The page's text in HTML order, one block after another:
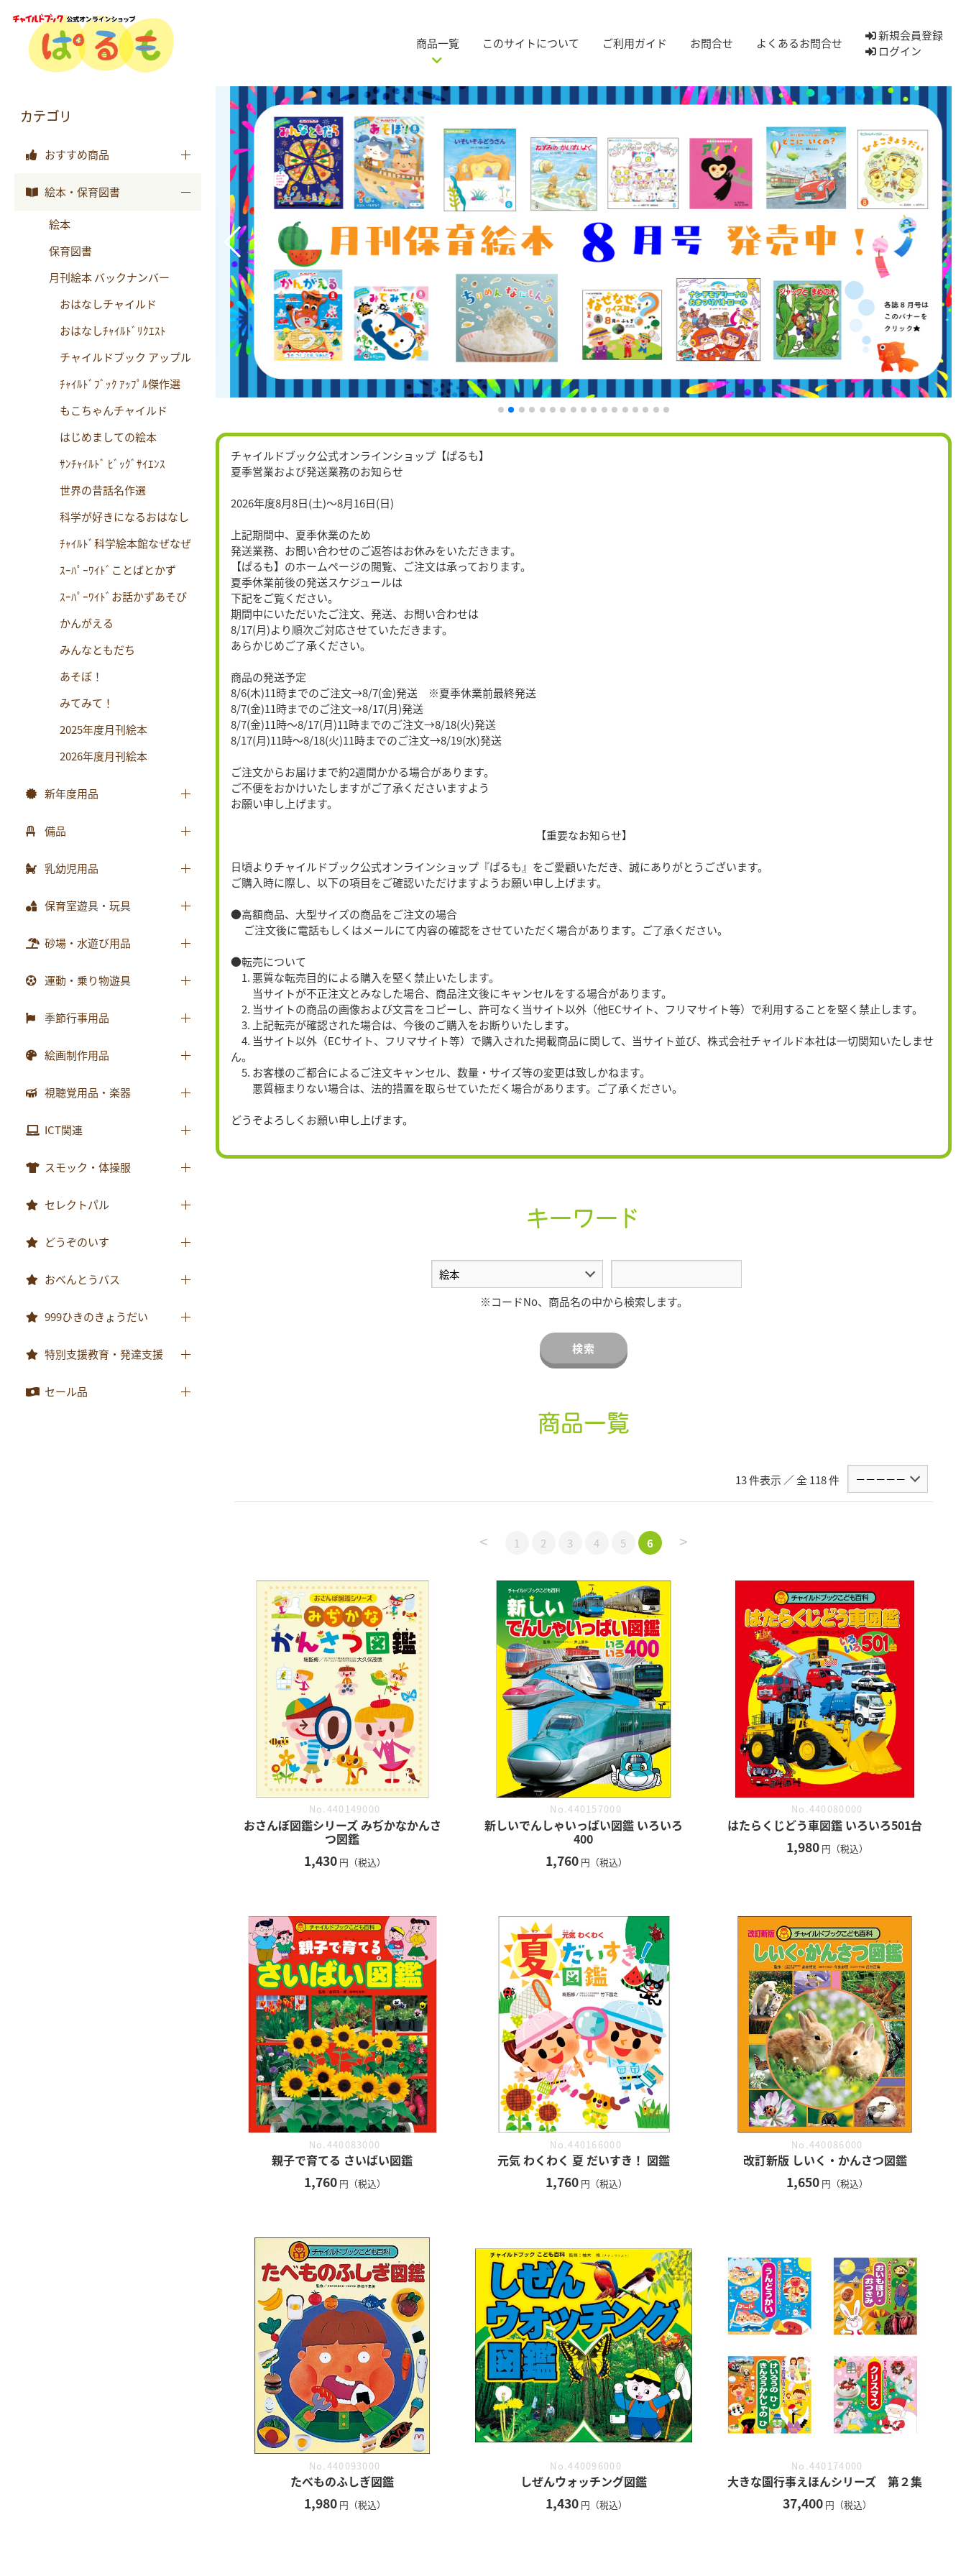
商品一覧 このサイトについて ご利用ガイド お問合せ よくあるお問合せ
新規会員登録
ログイン
チャイルドブック公式オンラインショップ【ぱるも】
夏季営業および発送業務のお知らせ
2026年度8月8日(土)〜8月16日(日)
上記期間中、夏季休業のため
発送業務、お問い合わせのご返答はお休みをいただきます。
【ぱるも】のホームページの閲覧、ご注文は承っております。
夏季休業前後の発送スケジュールは
下記をご覧ください。
期間中にいただいたご注文、発送、お問い合わせは
8/17(月)より順次ご対応させていただきます。
あらかじめご了承ください。
商品の発送予定
8/6(木)11時までのご注文→8/7(金)発送 ※夏季休業前最終発送
8/7(金)11時までのご注文→8/17(月)発送
8/7(金)11時〜8/17(月)11時までのご注文→8/18(火)発送
8/17(月)11時〜8/18(火)11時までのご注文→8/19(水)発送
ご注文からお届けまで約2週間かかる場合があります。
ご不便をおかけいたしますがご了承くださいますよう
お願い申し上げます。
【重要なお知らせ】
日頃よりチャイルドブック公式オンラインショップ『ぱるも』をご愛顧いただき、誠にありがとうございます。
ご購入時に際し、以下の項目をご確認いただけますようお願い申し上げます。
●高額商品、大型サイズの商品をご注文の場合
ご注文後に電話もしくはメールにて内容の確認をさせていただく場合があります。ご了承ください。
●転売について
1. 悪質な転売目的による購入を堅く禁止いたします。
当サイトが不正注文とみなした場合、商品注文後にキャンセルをする場合があります。
2. 当サイトの商品の画像および文言をコピーし、許可なく当サイト以外（他ECサイト、フリマサイト等）で利用することを堅く禁止します。
3. 上記転売が確認された場合は、今後のご購入をお断りいたします。
4. 当サイト以外（ECサイト、フリマサイト等）で購入された掲載商品に関して、当サイト並び、株式会社チャイルド本社は一切関知いたしませ
ん。
5. お客様のご都合によるご注文キャンセル、数量・サイズ等の変更は致しかねます。
悪質極まりない場合は、法的措置を取らせていただく場合があります。ご了承ください。
どうぞよろしくお願い申し上げます。
カテゴリ
おすすめ商品
おすすめ商品
絵本・保育図書
絵本
保育図書
月刊絵本 バックナンバー
おはなしチャイルド
おはなしﾁｬｲﾙﾄﾞﾘｸｴｽﾄ
チャイルドブック アップル
ﾁｬｲﾙﾄﾞﾌﾞｯｸ ｱｯﾌﾟﾙ傑作選
もこちゃんチャイルド
はじめましての絵本
ｻﾝﾁｬｲﾙﾄﾞ ﾋﾞｯｸﾞｻｲｴﾝｽ
世界の昔話名作選
科学が好きになるおはなし
ﾁｬｲﾙﾄﾞ科学絵本館なぜなぜ
ｽｰﾊﾟｰﾜｲﾄﾞことばとかず
ｽｰﾊﾟｰﾜｲﾄﾞお話かずあそび
かんがえる
みんなともだち
あそぼ！
みてみて！
2025年度月刊絵本
2026年度月刊絵本
新年度用品
出席帳・シール
ワーク
画帳・おもいで
各種用紙・証書
備品
椅子
収納用品
環境備品
乳幼児用品
乳幼児備品
保育室遊具・玩具
ままごと
知育玩具
砂場・水遊び用品
砂場用品
運動・乗り物遊具
運動遊具
季節行事用品
運動会用品
包装紙・紙袋
絵画制作用品
画材
視聴覚用品・楽器
視聴覚用品
ICT関連
ICT関連
スモック・体操服
スモック
セレクトパル
先生用ウェア
どうぞのいす
どうぞのいす
おべんとうバス
おべんとうバス
999ひきのきょうだい
999ひきのきょうだい
特別支援教育・発達支援
特別支援教育・発達支援
セール品
キーワード
※コードNo、商品名の中から検索します。
検索
商品一覧
13 件表示 ／ 全 118 件
< 1 2 3 4 5 6 >
No.440149000
おさんぽ図鑑シリーズ みぢかなかんさ
つ図鑑
1,430 円（税込）
No.440157000
新しいでんしゃいっぱい図鑑 いろいろ
400
1,760 円（税込）
No.440080000
はたらくじどう車図鑑 いろいろ501台
1,980 円（税込）
No.440083000
親子で育てる さいばい図鑑
1,760 円（税込）
No.440166000
元気 わくわく 夏 だいすき！ 図鑑
1,760 円（税込）
No.440086000
改訂新版 しいく・かんさつ図鑑
1,650 円（税込）
No.440093000
たべものふしぎ図鑑
1,980 円（税込）
No.440096000
しぜんウォッチング図鑑
1,430 円（税込）
No.440174000
大きな園行事えほんシリーズ 第２集
37,400 円（税込）